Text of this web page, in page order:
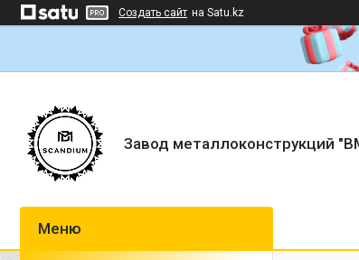
Создать сайт на Satu.kz
Завод металлоконструкций